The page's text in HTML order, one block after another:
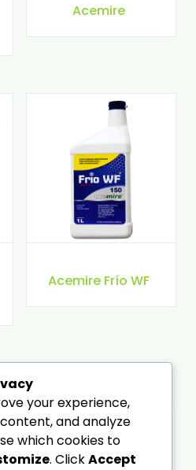
Acemire
Acemire Frío WF
Buscar
your experience,
and analyze
which cookies to
. ClickAccept